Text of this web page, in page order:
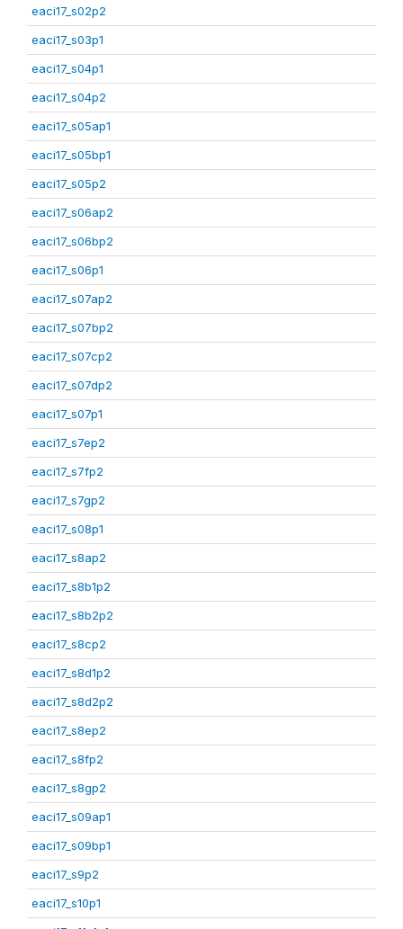
eaci17_s02p2
eaci17_s03p1
eaci17_s04p1
eaci17_s04p2
eaci17_s05ap1
eaci17_s05bp1
eaci17_s05p2
eaci17_s06ap2
eaci17_s06bp2
eaci17_s06p1
eaci17_s07ap2
eaci17_s07bp2
eaci17_s07cp2
eaci17_s07dp2
eaci17_s07p1
eaci17_s7ep2
eaci17_s7fp2
eaci17_s7gp2
eaci17_s08p1
eaci17_s8ap2
eaci17_s8b1p2
eaci17_s8b2p2
eaci17_s8cp2
eaci17_s8d1p2
eaci17_s8d2p2
eaci17_s8ep2
eaci17_s8fp2
eaci17_s8gp2
eaci17_s09ap1
eaci17_s09bp1
eaci17_s9p2
eaci17_s10p1